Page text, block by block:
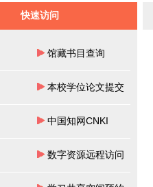
快速访问
馆藏书目查询
本校学位论文提交
中国知网CNKI
数字资源远程访问